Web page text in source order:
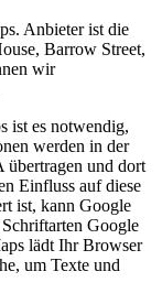
Anbieter ist die
Barrow Street,
wir
ist es notwendig,
werden in der
übertragen und dort
Einfluss auf diese
ist, kann Google
Google
lädt Ihr Browser
um Texte und